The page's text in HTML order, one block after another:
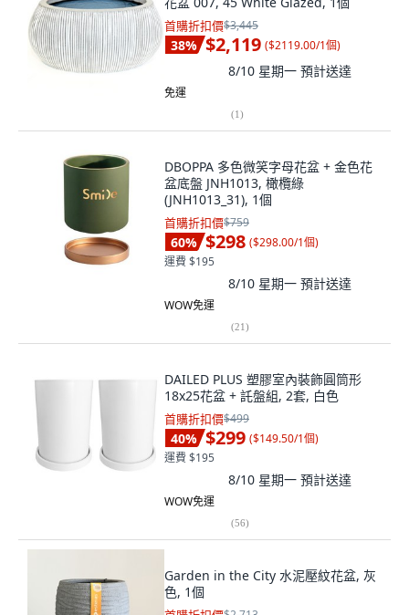
首購折扣價$3,445
38% $2,119 ($2119.00/1個)
8/10 星期一 預計送達
免運
(1)
DBOPPA 多色微笑字母花盆 + 金色花
盆底盤 JNH1013, 橄欖綠
(JNH1013_31), 1個
首購折扣價$759
60% $298 ($298.00/1個)
運費 $195
8/10 星期一 預計送達
WOW免運
(21)
DAILED PLUS 塑膠室內裝飾圓筒形
18x25花盆 + 託盤組, 2套, 白色
首購折扣價$499
40% $299 ($149.50/1個)
運費 $195
8/10 星期一 預計送達
WOW免運
(56)
Garden in the City 水泥壓紋花盆, 灰
色, 1個